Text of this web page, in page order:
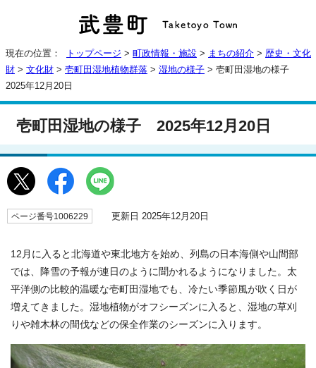
現在の位置： トップページ > 町政情報・施設 > まちの紹介 > 歴史・文化
財 > 文化財 > 壱町田湿地植物群落 > 湿地の様子 > 壱町田湿地の様子
2025年12月20日
壱町田湿地の様子 2025年12月20日
ページ番号1006229 更新日 2025年12月20日
12月に入ると北海道や東北地方を始め、列島の日本海側や山間部
では、降雪の予報が連日のように聞かれるようになりました。太
平洋側の比較的温暖な壱町田湿地でも、冷たい季節風が吹く日が
増えてきました。湿地植物がオフシーズンに入ると、湿地の草刈
りや雑木林の間伐などの保全作業のシーズンに入ります。